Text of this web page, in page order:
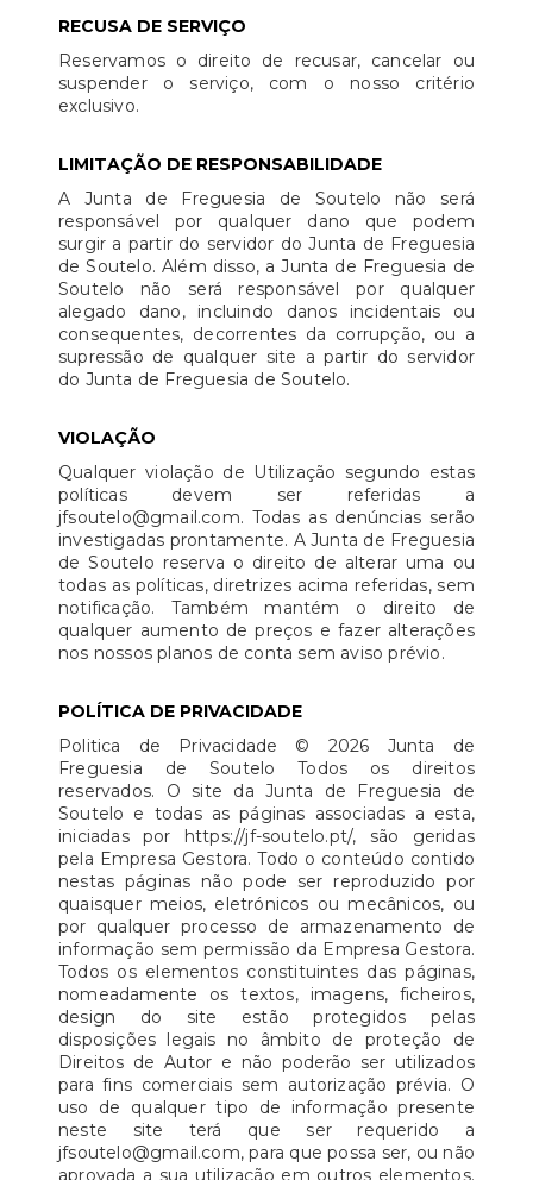
RECUSA DE SERVIÇO
Reservamos o direito de recusar, cancelar ou
suspender o serviço, com o nosso critério
exclusivo.
LIMITAÇÃO DE RESPONSABILIDADE
A Junta de Freguesia de Soutelo não será
responsável por qualquer dano que podem
surgir a partir do servidor do Junta de Freguesia
de Soutelo. Além disso, a Junta de Freguesia de
Soutelo não será responsável por qualquer
alegado dano, incluindo danos incidentais ou
consequentes, decorrentes da corrupção, ou a
supressão de qualquer site a partir do servidor
do Junta de Freguesia de Soutelo.
VIOLAÇÃO
Qualquer violação de Utilização segundo estas
políticas devem ser referidas a
jfsoutelo@gmail.com. Todas as denúncias serão
investigadas prontamente. A Junta de Freguesia
de Soutelo reserva o direito de alterar uma ou
todas as políticas, diretrizes acima referidas, sem
notificação. Também mantém o direito de
qualquer aumento de preços e fazer alterações
nos nossos planos de conta sem aviso prévio.
POLÍTICA DE PRIVACIDADE
Politica de Privacidade © 2026 Junta de
Freguesia de Soutelo Todos os direitos
reservados. O site da Junta de Freguesia de
Soutelo e todas as páginas associadas a esta,
iniciadas por https://jf-soutelo.pt/, são geridas
pela Empresa Gestora. Todo o conteúdo contido
nestas páginas não pode ser reproduzido por
quaisquer meios, eletrónicos ou mecânicos, ou
por qualquer processo de armazenamento de
informação sem permissão da Empresa Gestora.
Todos os elementos constituintes das páginas,
nomeadamente os textos, imagens, ficheiros,
design do site estão protegidos pelas
disposições legais no âmbito de proteção de
Direitos de Autor e não poderão ser utilizados
para fins comerciais sem autorização prévia. O
uso de qualquer tipo de informação presente
neste site terá que ser requerido a
jfsoutelo@gmail.com, para que possa ser, ou não
aprovada a sua utilização em outros elementos.